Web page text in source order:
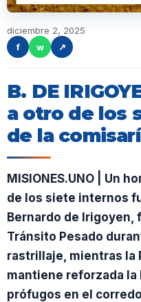
diciembre 2, 2025
f
w ↗
B. DE
a otro de los
de la
MISIONES.UNO | Un
de los siete internos
Bernardo de
Tránsito Pesado
rastrillaje, mientras la
mantiene reforzada
prófugos en el